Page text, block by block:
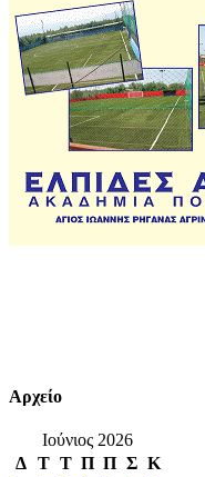
Αρχείο
Ιούνιος 2026
Δ Τ Τ Π Π Σ Κ